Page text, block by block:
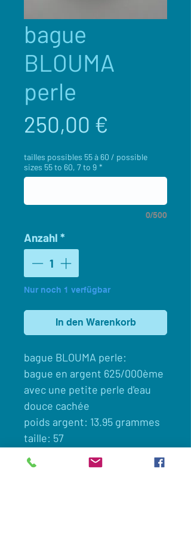
bague
BLOUMA
perle
250,00 €
tailles possibles 55 à 60 / possible
sizes 55 to 60, 7 to 9 *
0/500
Anzahl *
Nur noch 1 verfügbar
In den Warenkorb
bague BLOUMA perle:
bague en argent 625/000ème
avec une petite perle d'eau
douce cachée
poids argent: 13.95 grammes
taille: 57